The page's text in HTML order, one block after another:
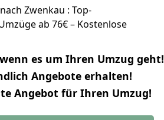
Zwenkau : Top-
ab 76€ – Kostenlose
es um Ihren Umzug geht!
Angebote erhalten!
Angebot für Ihren Umzug!